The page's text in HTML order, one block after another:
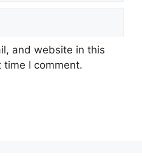
and website in this
I comment.